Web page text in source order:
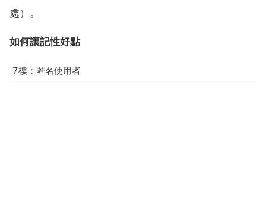
處）。
如何讓記性好點
7樓：匿名使用者